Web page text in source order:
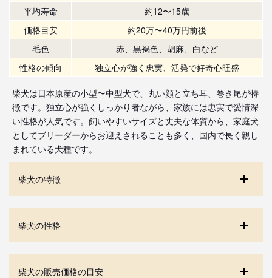
平均寿命
約12〜15歳
価格目安
約20万〜40万円前後
毛色
赤、黒褐色、胡麻、白など
性格の傾向
独立心が強く忠実、活発で好奇心旺盛
柴犬は日本原産の小型〜中型犬で、丸い顔と立ち耳、巻き尾が特
徴です。独立心が強くしっかり者ながら、家族には忠実で愛情深
い性格が人気です。飼いやすいサイズと丈夫な体質から、家庭犬
としてブリーダーからお迎えされることも多く、国内で長く親し
まれている犬種です。
柴犬の特徴
柴犬の性格
柴犬の販売価格の目安